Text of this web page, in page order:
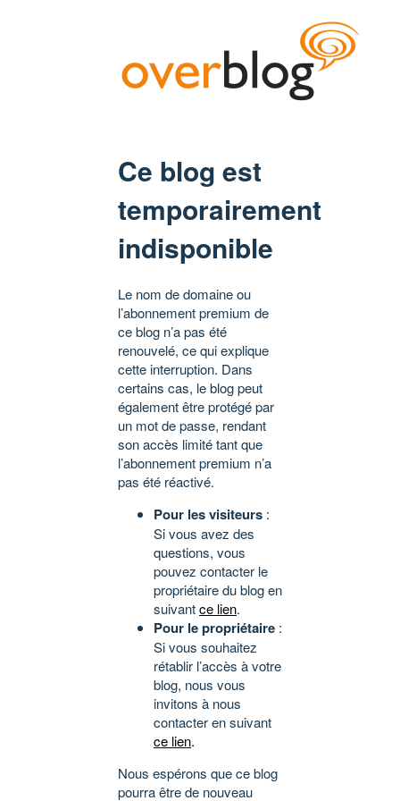
Ce blog est
temporairement
indisponible
Le nom de domaine ou
l’abonnement premium de
ce blog n’a pas été
renouvelé, ce qui explique
cette interruption. Dans
certains cas, le blog peut
également être protégé par
un mot de passe, rendant
son accès limité tant que
l’abonnement premium n’a
pas été réactivé.
Pour les visiteurs :
Si vous avez des
questions, vous
pouvez contacter le
propriétaire du blog en
suivantce lien.
Pour le propriétaire :
Si vous souhaitez
rétablir l’accès à votre
blog, nous vous
invitons à nous
contacter en suivant
ce lien.
Nous espérons que ce blog
pourra être de nouveau